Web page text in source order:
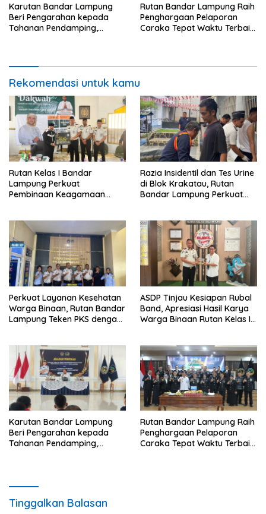
Karutan Bandar Lampung
Beri Pengarahan kepada
Tahanan Pendamping,
Rutan Bandar Lampung Raih
Penghargaan Pelaporan
Caraka Tepat Waktu Terbaik
Rekomendasi untuk kamu
Rutan Kelas I Bandar
Lampung Perkuat
Pembinaan Keagamaan
Habsyi
Razia Insidentil dan Tes Urine
di Blok Krakatau, Rutan
Bandar Lampung Perkuat
HALINAR
Perkuat Layanan Kesehatan
Warga Binaan, Rutan Bandar
Lampung Teken PKS dengan
ASDP Tinjau Kesiapan Rubal
Band, Apresiasi Hasil Karya
Warga Binaan Rutan Kelas I
Karutan Bandar Lampung
Beri Pengarahan kepada
Tahanan Pendamping,
Rutan Bandar Lampung Raih
Penghargaan Pelaporan
Caraka Tepat Waktu Terbaik
Tinggalkan Balasan